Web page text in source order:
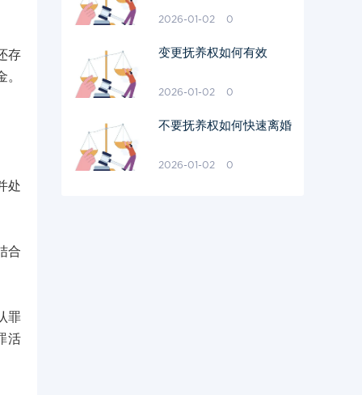
存
处
合
罪
活
2026-01-02 0
变更抚养权如何有效
2026-01-02 0
不要抚养权如何快速离婚
2026-01-02 0